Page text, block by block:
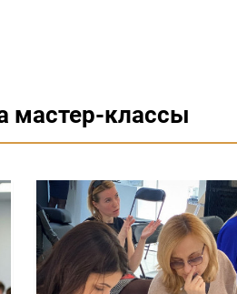
мастер-классы